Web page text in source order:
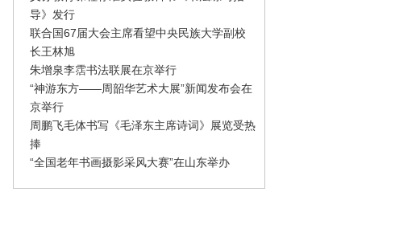
导》发行
联合国67届大会主席看望中央民族大学副校
长王林旭
朱增泉李霑书法联展在京举行
“神游东方——周韶华艺术大展”新闻发布会在
京举行
周鹏飞毛体书写《毛泽东主席诗词》展览受热
捧
“全国老年书画摄影采风大赛”在山东举办